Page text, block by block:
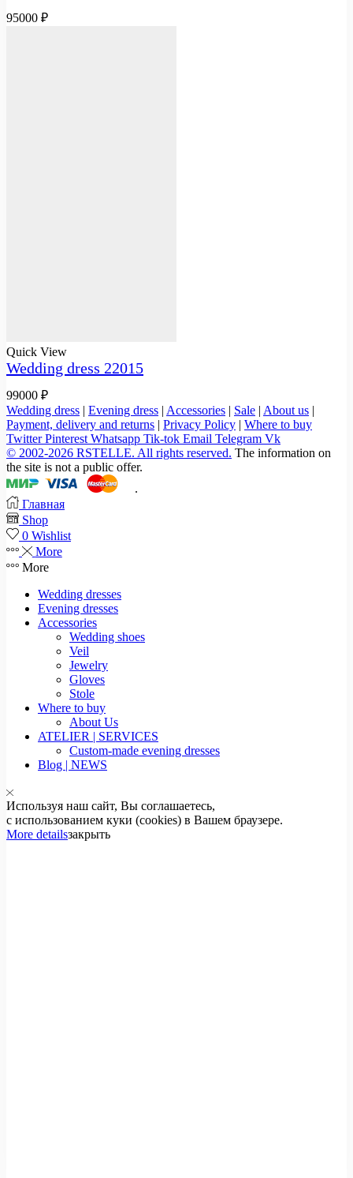
95000 ₽
Quick View
Wedding dress 22015
99000 ₽
Wedding dress | Evening dress | Accessories | Sale | About us |
Payment, delivery and returns | Privacy Policy | Where to buy
Twitter Pinterest Whatsapp Tik-tok Email Telegram Vk
© 2002-2026 RSTELLE. All rights reserved. The information on
the site is not a public offer.
.
Главная
Shop
0 Wishlist
More
More
Wedding dresses
Evening dresses
Accessories
Wedding shoes
Veil
Jewelry
Gloves
Stole
Where to buy
About Us
ATELIER | SERVICES
Custom-made evening dresses
Blog | NEWS
Используя наш сайт, Вы соглашаетесь,
с использованием куки (cookies) в Вашем браузере.
More detailsзакрыть